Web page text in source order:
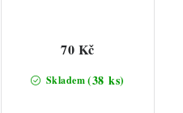
Skladem(38 ks)
70 Kč